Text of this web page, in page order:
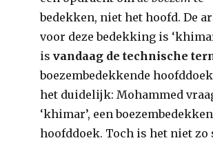
bedekken, niet het hoofd. De
voor deze bedekking is
isvandaag de technische
boezembedekkende
het duidelijk: Mohammed
‘khimar’, een
hoofddoek. Toch is het niet zo